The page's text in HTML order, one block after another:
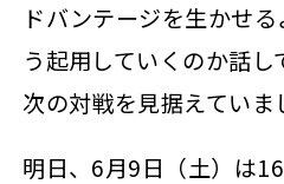
ドバンテージを生かせ
う起用していくのか話し
次の対戦を見据えていま
明日、6月9日（土）は